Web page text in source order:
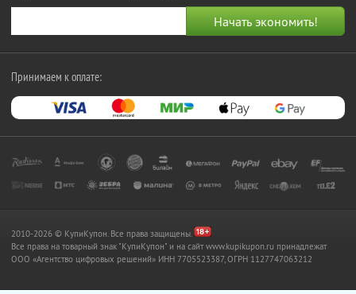
Принимаем к оплате:
2010-2026 © КупиКупон. Все права защищены.
Все права на товарный знак "КупиКупон" и на сайт www.kupikupon.ru принадлежат
OOO «Агентство цифровых решений» ИНН 7705523387, ОГРН 1127747063212